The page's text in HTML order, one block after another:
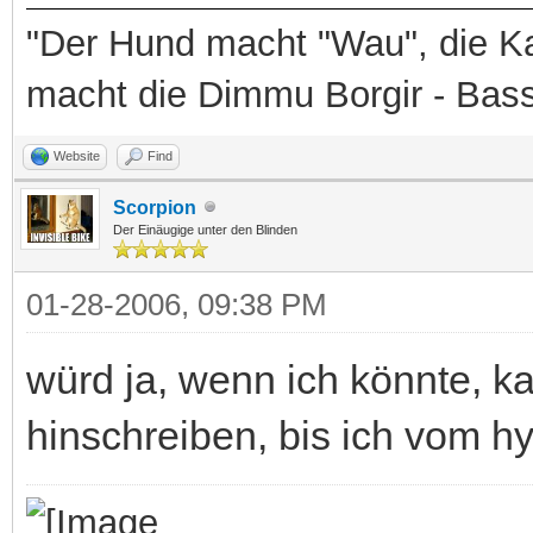
"Der Hund macht "Wau", die
macht die Dimmu Borgir -
Website Find
Scorpion
Der Einäugige unter den Blinden
01-28-2006, 09:38 PM
würd ja, wenn ich könnte,
hinschreiben, bis ich vom